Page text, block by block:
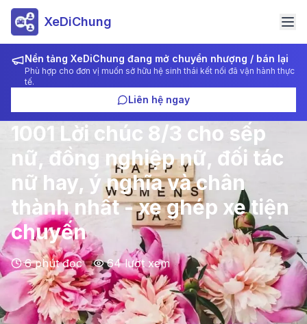
XeDiChung
Nền tảng XeDiChung đang mở chuyển nhượng / bán lại
Phù hợp cho đơn vị muốn sở hữu hệ sinh thái kết nối đã vận hành thực
tế.
Liên hệ ngay
1001 Lời chúc 8/3 cho sếp
nữ, đồng nghiệp nữ, đối tác
nữ hay, ý nghĩa và chân
thành nhất - xe ghép xe tiện
chuyến
6phút đọc 64lượt xem